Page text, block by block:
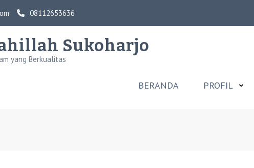
08112653636
Sukoharjo
yang Berkualitas
BERANDA PROFIL